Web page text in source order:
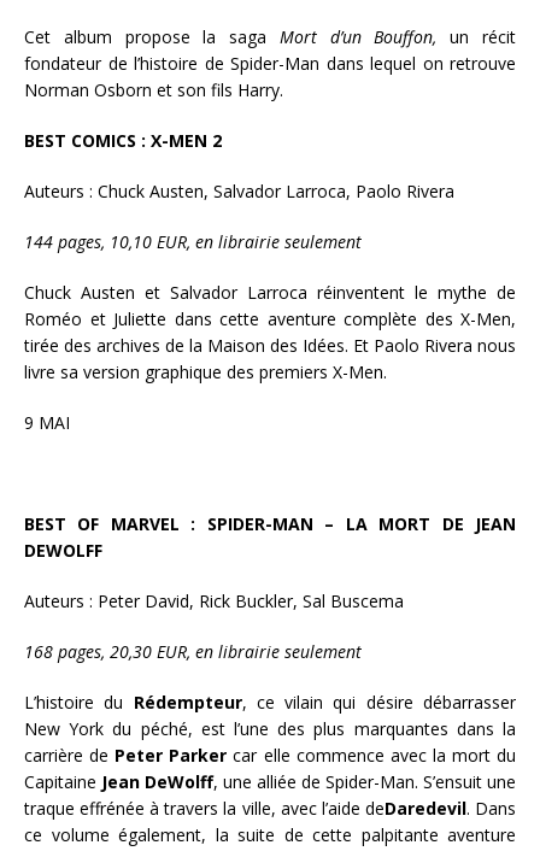
Cet album propose la saga Mort d’un Bouffon, un récit
fondateur de l’histoire de Spider-Man dans lequel on retrouve
Norman Osborn et son fils Harry.
BEST COMICS : X-MEN 2
Auteurs : Chuck Austen, Salvador Larroca, Paolo Rivera
144 pages, 10,10 EUR, en librairie seulement
Chuck Austen et Salvador Larroca réinventent le mythe de
Roméo et Juliette dans cette aventure complète des X-Men,
tirée des archives de la Maison des Idées. Et Paolo Rivera nous
livre sa version graphique des premiers X-Men.
9 MAI
BEST OF MARVEL : SPIDER-MAN – LA MORT DE JEAN
DEWOLFF
Auteurs : Peter David, Rick Buckler, Sal Buscema
168 pages, 20,30 EUR, en librairie seulement
L’histoire du Rédempteur, ce vilain qui désire débarrasser
New York du péché, est l’une des plus marquantes dans la
carrière de Peter Parker car elle commence avec la mort du
Capitaine Jean DeWolff, une alliée de Spider-Man. S’ensuit une
traque effrénée à travers la ville, avec l’aide deDaredevil. Dans
ce volume également, la suite de cette palpitante aventure